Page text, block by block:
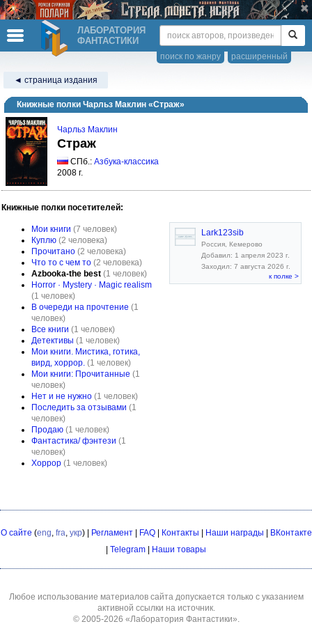
ЛАБОРАТОРИЯ
ФАНТАСТИКИ
расширенный
поиск по жанру
◄ страница издания
Книжные полки Чарльз Маклин «Страж»
Чарльз Маклин
Страж
СПб.: Азбука-классика
2008 г.
Книжные полки посетителей:
Мои книги (7 человек)
Куплю (2 человека)
Прочитано (2 человека)
Что то с чем то (2 человека)
Azbooka-the best (1 человек)
Horror · Mystery · Magic realism
(1 человек)
В очереди на прочтение (1
человек)
Все книги (1 человек)
Детективы (1 человек)
Мои книги. Мистика, готика,
вирд, хоррор. (1 человек)
Мои книги: Прочитанные (1
человек)
Нет и не нужно (1 человек)
Последить за отзывами (1
человек)
Продаю (1 человек)
Фантастика/ фэнтези (1
человек)
Хоррор (1 человек)
Lark123sib
Россия, Кемерово
Добавил: 1 апреля 2023 г.
Заходил: 7 августа 2026 г.
к полке >
О сайте (eng, fra, укр) | Регламент| FAQ| Контакты Наши награды
ВКонтакте
Telegram Наши товары
Любое использование материалов сайта допускается только с указанием
активной ссылки на источник.
© 2005-2026 «Лаборатория Фантастики».